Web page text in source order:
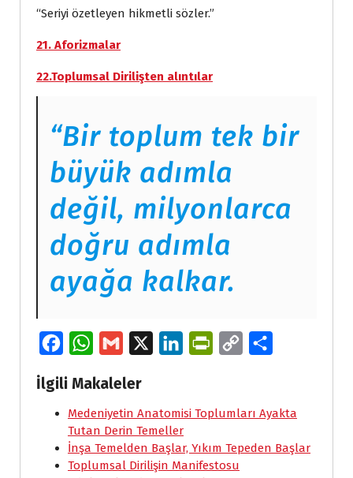
“Seriyi özetleyen hikmetli sözler.”
21. Aforizmalar
22.Toplumsal Dirilişten alıntılar
“Bir toplum tek bir
büyük adımla
değil, milyonlarca
doğru adımla
ayağa kalkar.
c
e
b
o
W
a
t
s
A
a
i
l
k
e
d
n
F
y
r
İlgili Makaleler
Medeniyetin Anatomisi Toplumları Ayakta
Tutan Derin Temeller
İnşa Temelden Başlar, Yıkım Tepeden Başlar
Toplumsal Dirilişin Manifestosu